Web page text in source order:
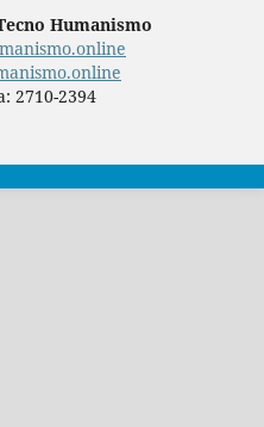
Humanismo
2710-2394